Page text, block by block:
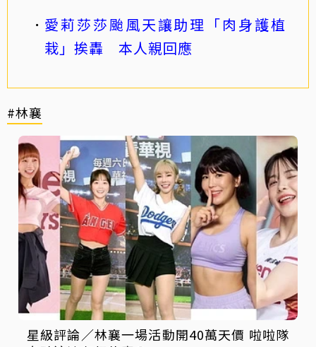
愛莉莎莎颱風天讓助理「肉身護植
栽」挨轟 本人親回應
#林襄
星級評論／林襄一場活動開40萬天價 啦啦隊